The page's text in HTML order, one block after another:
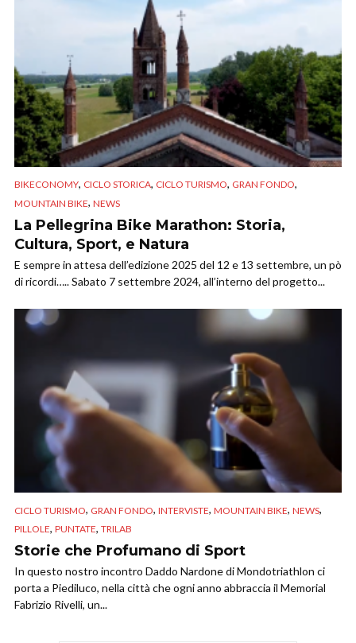
BIKECONOMY, CICLO STORICA, CICLO TURISMO, GRAN FONDO,
MOUNTAIN BIKE, NEWS
La Pellegrina Bike Marathon: Storia,
Cultura, Sport, e Natura
E sempre in attesa dell’edizione 2025 del 12 e 13 settembre, un pò
di ricordi….. Sabato 7 settembre 2024, all’interno del progetto...
CICLO TURISMO, GRAN FONDO, INTERVISTE, MOUNTAIN BIKE, NEWS,
PILLOLE, PUNTATE, TRILAB
Storie che Profumano di Sport
In questo nostro incontro Daddo Nardone di Mondotriathlon ci
porta a Piediluco, nella città che ogni anno abbraccia il Memorial
Fabrizio Rivelli, un...